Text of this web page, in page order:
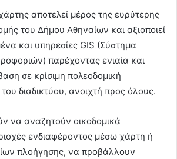
αποτελεί μέρος της ευρύτερης
του Δήμου Αθηναίων και αξιοποιεί
και υπηρεσίες GIS (Σύστημα
παρέχοντας ενιαία και
σε κρίσιμη πολεοδομική
διαδικτύου, ανοιχτή προς όλους.
να αναζητούν οικοδομικά
ενδιαφέροντος μέσω χάρτη ή
πλοήγησης, να προβάλλουν